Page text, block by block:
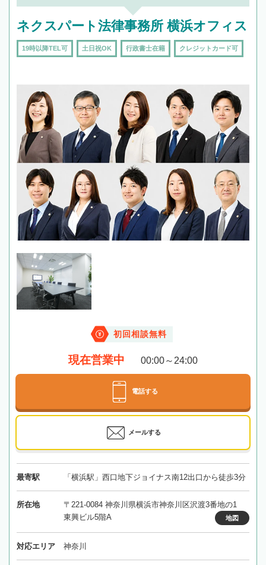
ネクスパート法律事務所 横浜オフィス
19時以降TEL可 土日祝OK 行政書士在籍 クレジットカード可
初回相談無料
現在営業中 00:00～24:00
電話する
メールする
最寄駅 「横浜駅」西口地下ジョイナス南12出口から徒歩3分
所在地
〒221-0084 神奈川県横浜市神奈川区沢渡3番地の1
東興ビル5階A
地図
対応エリア 神奈川